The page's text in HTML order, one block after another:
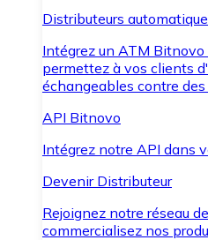
Distributeurs
Intégrez un ATM
permettez à vos clients
échangeables contre
API Bitnovo
Intégrez notre API dans
Devenir Distributeur
Rejoignez notre réseau
commercialisez nos